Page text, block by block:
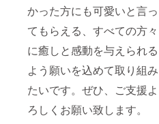
かった方にも可愛いと言っ
てもらえる、すべての方々
に癒しと感動を与えられる
よう願いを込めて取り組み
たいです。ぜひ、ご支援よ
ろしくお願い致します。